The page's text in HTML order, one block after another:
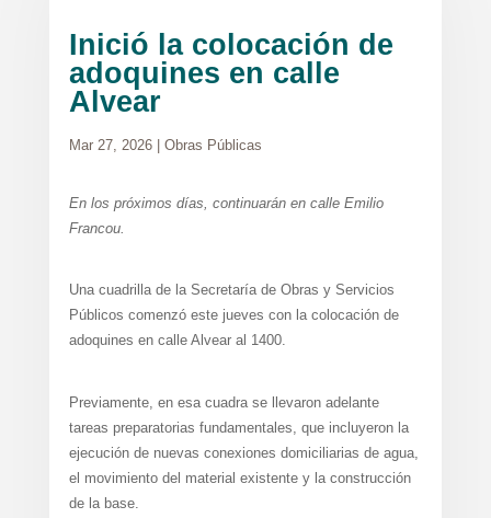
Inició la colocación de
adoquines en calle
Alvear
Mar 27, 2026| Obras Públicas
En los próximos días, continuarán en calle Emilio
Francou.
Una cuadrilla de la Secretaría de Obras y Servicios
Públicos comenzó este jueves con la colocación de
adoquines en calle Alvear al 1400.
Previamente, en esa cuadra se llevaron adelante
tareas preparatorias fundamentales, que incluyeron la
ejecución de nuevas conexiones domiciliarias de agua,
el movimiento del material existente y la construcción
de la base.